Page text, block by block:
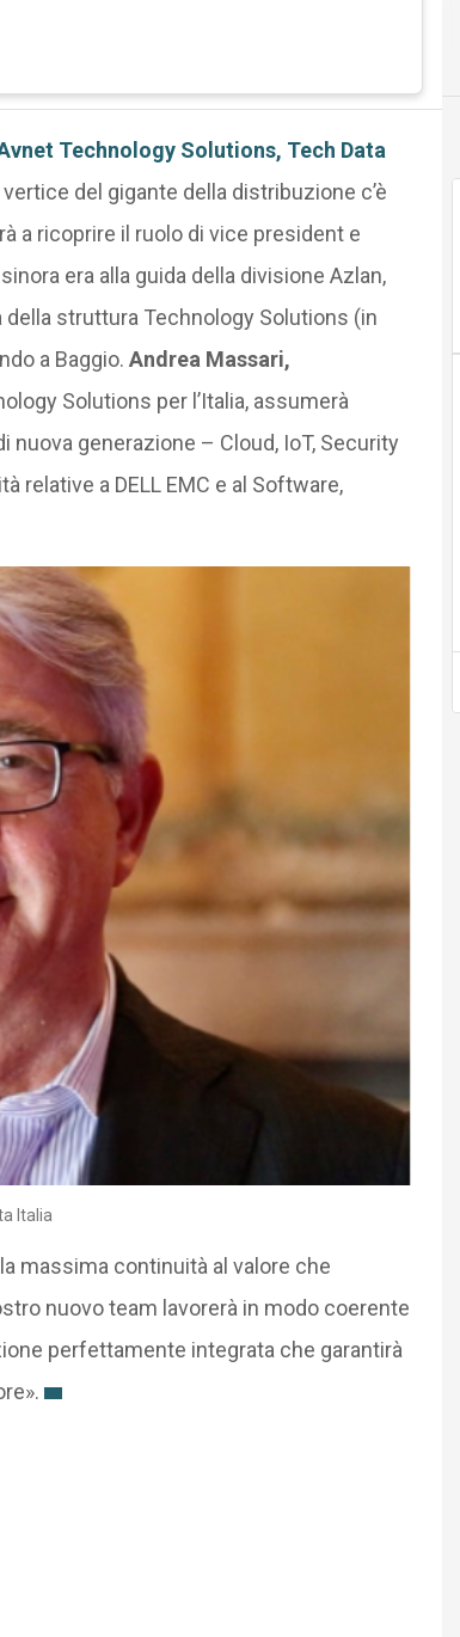
Technology Solutions, Tech Data
del gigante della distribuzione c’è
a ricoprire il ruolo di vice president e
era alla guida della divisione Azlan,
struttura Technology Solutions (in
a Baggio. Andrea Massari,
Solutions per l’Italia, assumerà
generazione – Cloud, IoT, Security
relative a DELL EMC e al Software,
Italia
massima continuità al valore che
nuovo team lavorerà in modo coerente
perfettamente integrata che garantirà